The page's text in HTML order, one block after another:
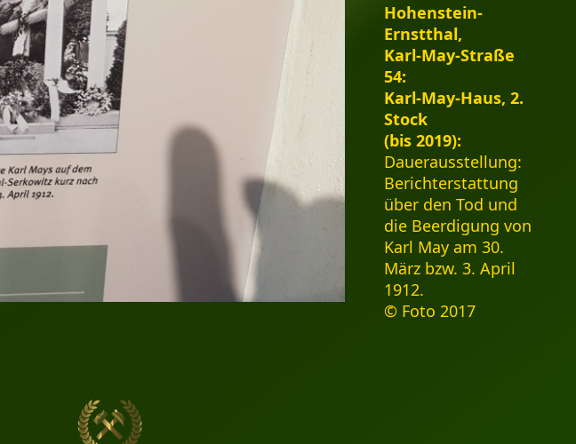
Hohenstein-
Ernstthal,
Karl-May-Straße
54:
Karl-May-Haus, 2.
Stock
(bis 2019):
Dauerausstellung:
Berichterstattung
über den Tod und
die Beerdigung von
Karl May am 30.
März bzw. 3. April
1912.
© Foto 2017